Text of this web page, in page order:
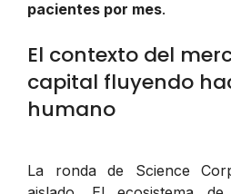
pacientes por mes.
El contexto del
capital fluyendo
humano
La ronda de Science